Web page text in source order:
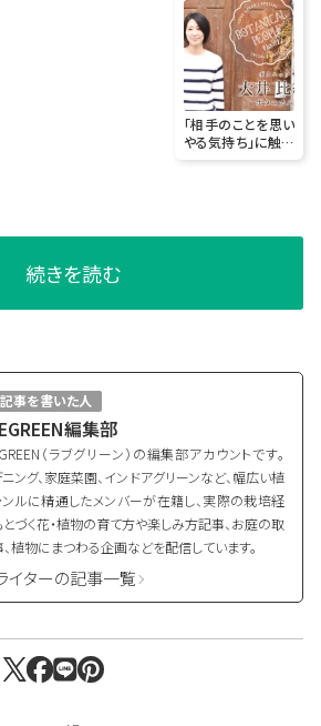
「相手のことを思い
やる気持ち」に触れ
ることができるから
続きを読む
事を書いた人
編集部
（ラブグリーン）の編集部アカウントです。
ング、家庭菜園、インドアグリーンなど、幅広い植
ルに精通したメンバーが在籍し、実際の栽培経
づく花・植物の育て方や楽しみ方記事、お庭の取
植物にまつわる企画などを配信しています。
イターの記事一覧